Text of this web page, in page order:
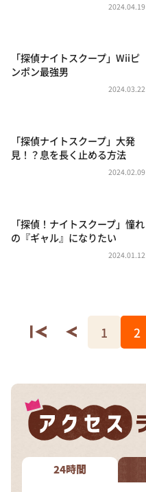
ポツンと一軒家
ザキ山小屋本館
アナ回覧板
2024.04.19
「探偵ナイトスクープ」Wiiピ
ンポン最強男
2024.03.22
「探偵ナイトスクープ」大発
見！？息を長く止める方法
2024.02.09
「探偵！ナイトスクープ」憧れ
の『ギャル』になりたい
2024.01.12
1 2
24時間